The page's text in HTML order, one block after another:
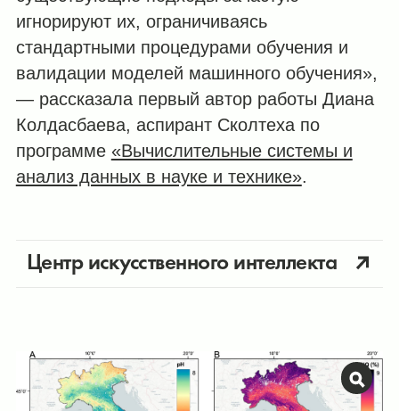
игнорируют их, ограничиваясь
стандартными процедурами обучения и
валидации моделей машинного обучения»,
— рассказала первый автор работы Диана
Колдасбаева, аспирант Сколтеха по
программе «Вычислительные системы и
анализ данных в науке и технике».
Центр искусственного интеллекта